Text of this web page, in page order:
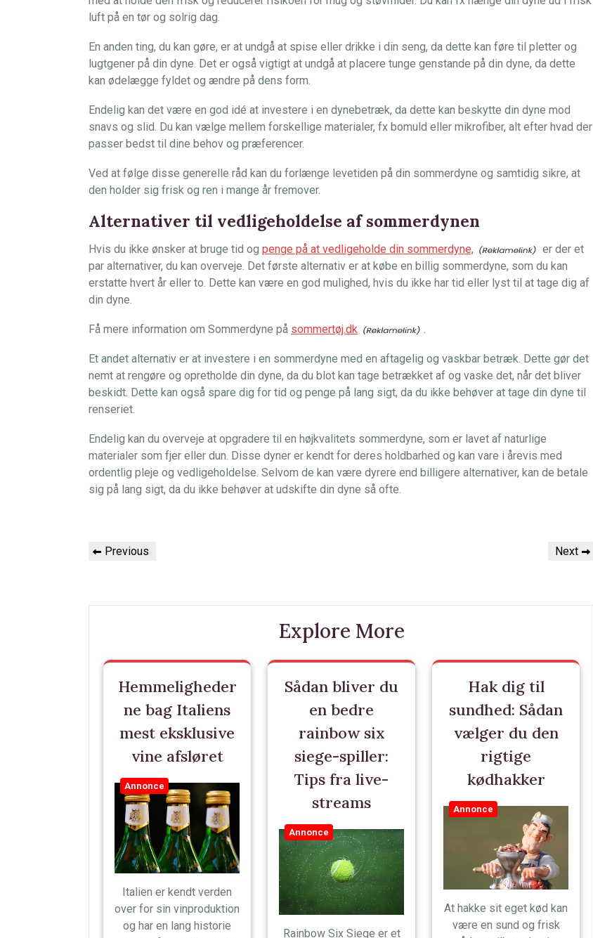
luft på en tør og solrig dag.
En anden ting, du kan gøre, er at undgå at spise eller drikke i din seng, da dette kan føre til pletter og
lugtgener på din dyne. Det er også vigtigt at undgå at placere tunge genstande på din dyne, da dette
kan ødelægge fyldet og ændre på dens form.
Endelig kan det være en god idé at investere i en dynebetræk, da dette kan beskytte din dyne mod
snavs og slid. Du kan vælge mellem forskellige materialer, fx bomuld eller mikrofiber, alt efter hvad der
passer bedst til dine behov og præferencer.
Ved at følge disse generelle råd kan du forlænge levetiden på din sommerdyne og samtidig sikre, at
den holder sig frisk og ren i mange år fremover.
Alternativer til vedligeholdelse af sommerdynen
Hvis du ikke ønsker at bruge tid og penge på at vedligeholde din sommerdyne,
er der et
par alternativer, du kan overveje. Det første alternativ er at købe en billig sommerdyne, som du kan
erstatte hvert år eller to. Dette kan være en god mulighed, hvis du ikke har tid eller lyst til at tage dig af
din dyne.
Få mere information om Sommerdyne på sommertøj.dk .
Et andet alternativ er at investere i en sommerdyne med en aftagelig og vaskbar betræk. Dette gør det
nemt at rengøre og opretholde din dyne, da du blot kan tage betrækket af og vaske det, når det bliver
beskidt. Dette kan også spare dig for tid og penge på lang sigt, da du ikke behøver at tage din dyne til
renseriet.
Endelig kan du overveje at opgradere til en højkvalitets sommerdyne, som er lavet af naturlige
materialer som fjer eller dun. Disse dyner er kendt for deres holdbarhed og kan vare i årevis med
ordentlig pleje og vedligeholdelse. Selvom de kan være dyrere end billigere alternativer, kan de betale
sig på lang sigt, da du ikke behøver at udskifte din dyne så ofte.
Indlægsnavigation
Previous
Previous
Next
Next
Explore More
Hemmeligheder
ne bag Italiens
mest eksklusive
vine afsløret
Annonce
Italien er kendt verden
over for sin vinproduktion
og har en lang historie
Sådan bliver du
en bedre
rainbow six
siege-spiller:
Tips fra live-
streams
Annonce
Rainbow Six Siege er et
Hak dig til
sundhed: Sådan
vælger du den
rigtige
kødhakker
Annonce
At hakke sit eget kød kan
være en sund og frisk